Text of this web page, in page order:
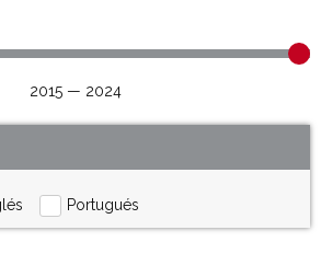
2015 — 2024
Portugués